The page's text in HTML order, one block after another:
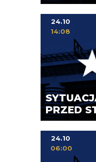
PRZED
24.10
14:08
24.10
06:00